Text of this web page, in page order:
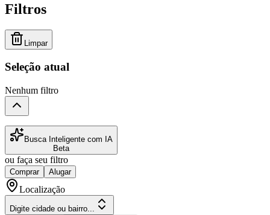
Filtros
Limpar
Seleção atual
Nenhum filtro
Busca Inteligente com IA
Beta
ou faça seu filtro
Comprar Alugar
Localização
Digite cidade ou bairro...